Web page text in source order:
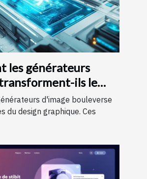
les générateurs
ils le
design graphique ?
d'image bouleverse
du design graphique. Ces